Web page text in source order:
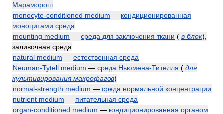
Мараморош
monocyte-conditioned medium — кондиционированная
моноцитами среда
mounting medium — среда для заключения ткани ( в блок)
заливочная среда
natural medium — естественная среда
Neuman-Tytell medium — среда Ньюмена-Тителля ( для
культивирования макрофагов)
normal-strength medium — среда нормальной концентрации
nutrient medium — питательная среда
organ-conditioned medium — кондиционированная органом